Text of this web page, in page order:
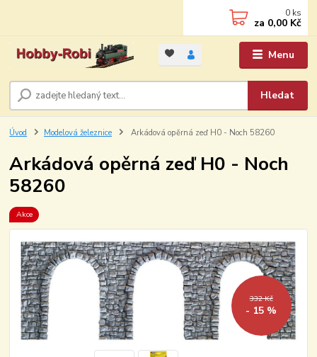
Menu
Hledat
0 ks
za 0,00 Kč
Úvod Modelová železnice Arkádová opěrná zeď H0 - Noch 58260
Arkádová opěrná zeď H0 - Noch
58260
Akce
332 Kč
- 15 %